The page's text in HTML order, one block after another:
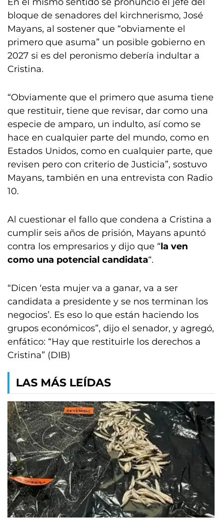
bloque de senadores del kirchnerismo, José
Mayans, al sostener que “obviamente el
primero que asuma” un posible gobierno en
2027 si es del peronismo debería indultar a
Cristina.
“Obviamente que el primero que asuma tiene
que restituir, tiene que revisar, dar como una
especie de amparo, un indulto, así como se
hace en cualquier parte del mundo, como en
Estados Unidos, como en cualquier parte, que
revisen pero con criterio de Justicia”, sostuvo
Mayans, también en una entrevista con Radio
10.
Al cuestionar el fallo que condena a Cristina a
cumplir seis años de prisión, Mayans apuntó
contra los empresarios y dijo que “la ven
como una potencial candidata“.
“Dicen ‘esta mujer va a ganar, va a ser
candidata a presidente y se nos terminan los
negocios’. Es eso lo que están haciendo los
grupos económicos”, dijo el senador, y agregó,
enfático: “Hay que restituirle los derechos a
Cristina” (DIB)
LAS MÁS LEÍDAS